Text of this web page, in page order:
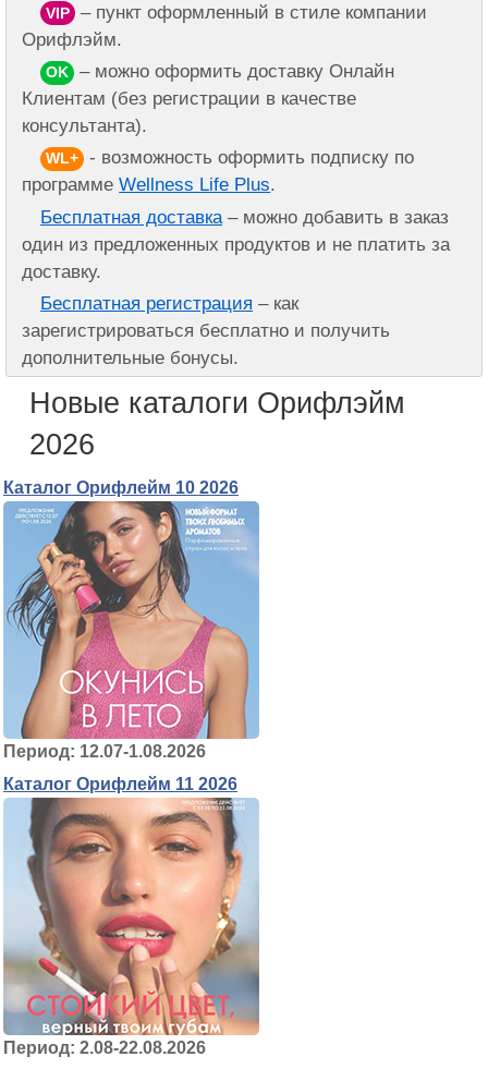
VIP
– пункт оформленный в стиле компании
Орифлэйм.
OK
– можно оформить доставку Онлайн
Клиентам (без регистрации в качестве
консультанта).
WL+
- возможность оформить подписку по
программеWellness Life Plus.
Бесплатная доставка – можно добавить в заказ
один из предложенных продуктов и не платить за
доставку.
Бесплатная регистрация – как
зарегистрироваться бесплатно и получить
дополнительные бонусы.
Новые каталоги Орифлэйм
2026
Каталог Орифлейм 10 2026
Период: 12.07-1.08.2026
Каталог Орифлейм 11 2026
Период: 2.08-22.08.2026